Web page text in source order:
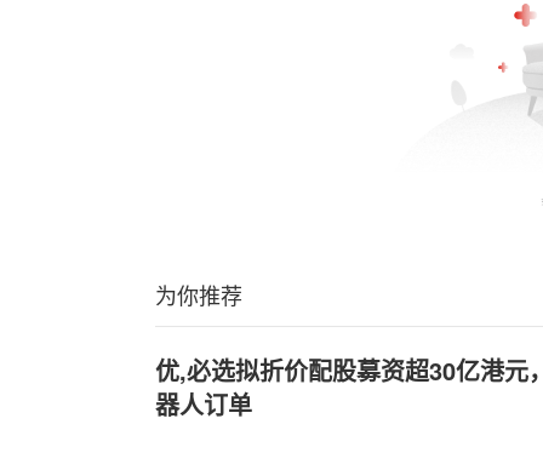
为你推荐
优,必选拟折价配股募资超30亿港元
器人订单